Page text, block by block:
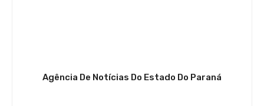
Agência De Notícias Do Estado Do Paraná